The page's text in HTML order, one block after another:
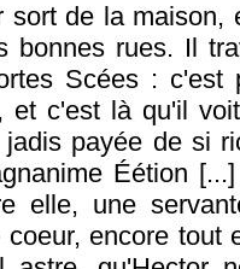
sort de la maison,
bonnes rues. Il
Scées : c'est
et c'est là qu'il
payée de si
Éétion
elle, une
coeur, encore tout